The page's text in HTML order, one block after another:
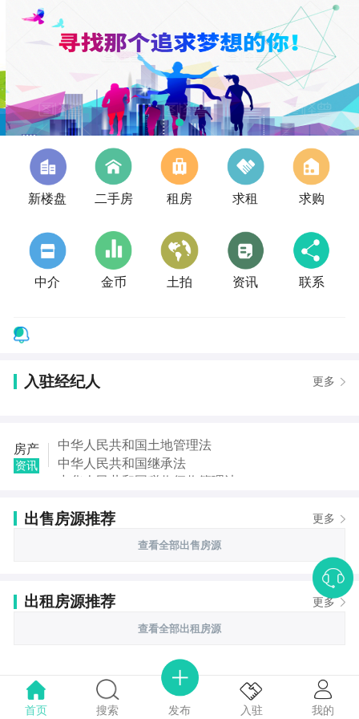
新楼盘 二手房 租房 求租 求购
中介 金币 土拍 资讯 联系
入驻经纪人 更多
房产
资讯
中华人民共和国土地管理法
中华人民共和国继承法
中华人民共和国税收征收管理法
中华人民共和国契税法
中华人民共和国国家赔偿法
出售房源推荐 更多
查看全部出售房源
出租房源推荐 更多
查看全部出租房源
首页 搜索 发布 入驻 我的